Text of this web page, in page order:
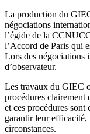
La production du
négociations
l’égide de la
l’Accord de Paris qui
Lors des négociations
d’observateur.
Les travaux du GIEC
procédures clairement
et ces procédures sont
garantir leur efficacité,
circonstances.